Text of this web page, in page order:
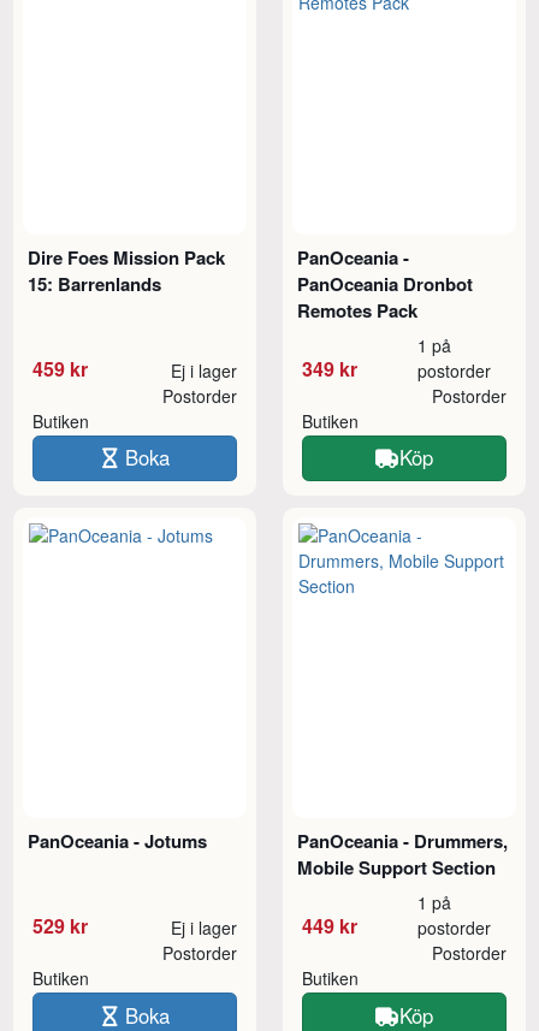
Dire Foes Mission Pack
15: Barrenlands
459 kr Ej i lager
Butiken
Postorder
Boka
PanOceania -
PanOceania Dronbot
Remotes Pack
349 kr
1 på
postorder
Butiken
Postorder
Köp
PanOceania - Jotums
529 kr Ej i lager
Butiken
Postorder
Boka
PanOceania - Drummers,
Mobile Support Section
449 kr
1 på
postorder
Butiken
Postorder
Köp